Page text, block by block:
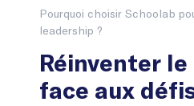
Pourquoi choisir Schoolab
leadership ?
Réinventer
face aux